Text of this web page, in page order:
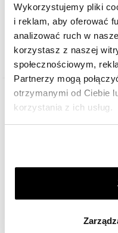
Wykorzystujemy pliki
i reklam, aby oferować
analizować ruch w
korzystasz z naszej
społecznościowym,
Partnerzy mogą
otrzymanymi od Ciebie
korzystania z ich usług.
przez nas plików
korzystamy. Możesz
194 zł